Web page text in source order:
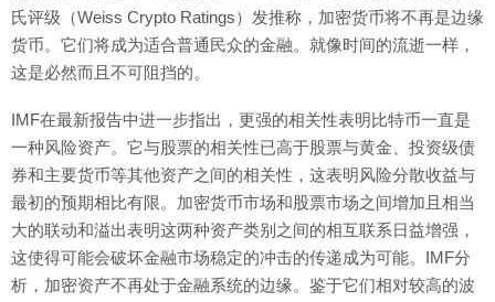
氏评级（Weiss Crypto Ratings）发推称，加密货币将不再是边缘
货币。它们将成为适合普通民众的金融。就像时间的流逝一样，
这是必然而且不可阻挡的。
IMF在最新报告中进一步指出，更强的相关性表明比特币一直是
一种风险资产。它与股票的相关性已高于股票与黄金、投资级债
券和主要货币等其他资产之间的相关性，这表明风险分散收益与
最初的预期相比有限。加密货币市场和股票市场之间增加且相当
大的联动和溢出表明这两种资产类别之间的相互联系日益增强，
这使得可能会破坏金融市场稳定的冲击的传递成为可能。IMF分
析，加密资产不再处于金融系统的边缘。鉴于它们相对较高的波